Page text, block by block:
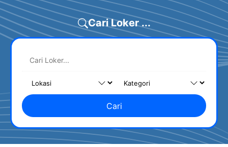
Cari Loker ...
Cari